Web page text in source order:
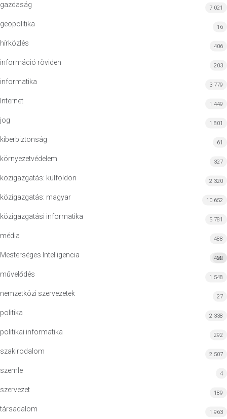
gazdaság 7 021
geopolitika 16
hírközlés 406
információ röviden 203
informatika 3 779
Internet 1 449
jog 1 801
kiberbiztonság 61
környezetvédelem 327
közigazgatás: külföldön 2 320
közigazgatás: magyar 10 652
közigazgatási informatika 5 781
média 488
Mesterséges Intelligencia MI
422
művelődés 1 548
nemzetközi szervezetek 27
politika 2 338
politikai informatika 292
szakirodalom 2 507
szemle 4
szervezet 189
társadalom 1 963